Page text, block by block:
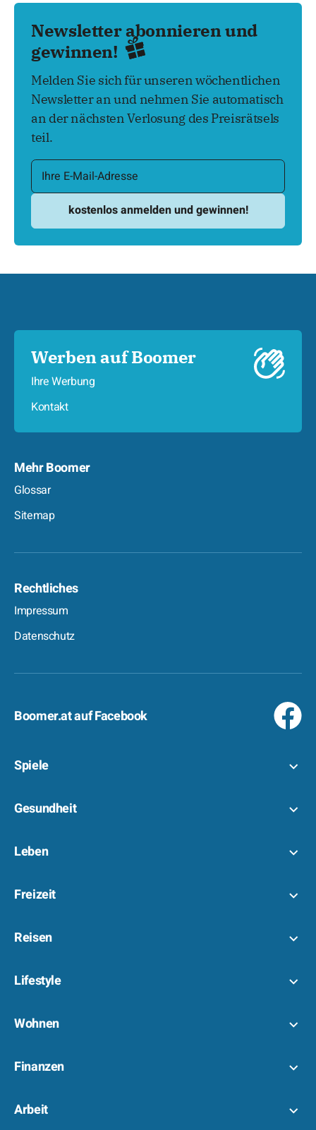
Newsletter abonnieren und
gewinnen!
Melden Sie sich für unseren wöchentlichen
Newsletter an und nehmen Sie automatisch
an der nächsten Verlosung des Preisrätsels
teil.
Werben auf Boomer
Ihre Werbung
Kontakt
Mehr Boomer
Glossar
Sitemap
Rechtliches
Impressum
Datenschutz
Boomer.at auf Facebook
Spiele
Gesundheit
Leben
Freizeit
Reisen
Lifestyle
Wohnen
Finanzen
Arbeit